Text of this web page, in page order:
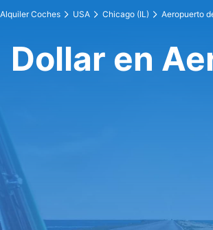
Alquiler Coches USA Chicago (IL) Aeropuerto
Dollar en